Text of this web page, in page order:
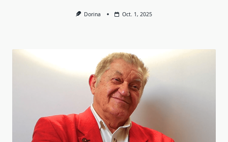
Dorina Oct. 1, 2025